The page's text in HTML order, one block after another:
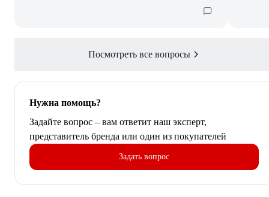
Посмотреть все вопросы
Нужна помощь?
Задайте вопрос – вам ответит наш эксперт,
представитель бренда или один из покупателей
Задать вопрос